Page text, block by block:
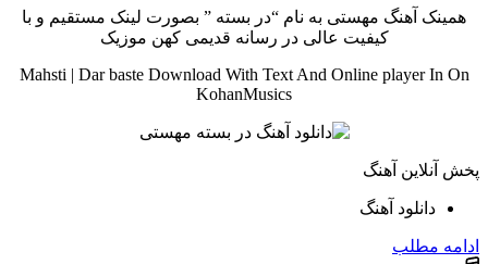
همینک آهنگ مهستی به نام “در بسته ” بصورت لینک مستقیم و با
کیفیت عالی در رسانه قدیمی کهن موزیک
Mahsti | Dar baste Download With Text And Online player In On
KohanMusics
پخش آنلاین آهنگ
دانلود آهنگ
ادامه مطلب